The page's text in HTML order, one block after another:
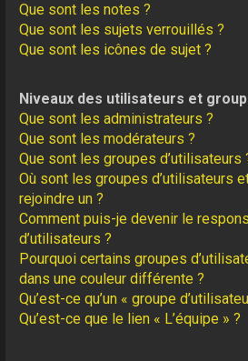
Que sont les notes ?
Que sont les sujets verrouillés ?
Que sont les icônes de sujet ?
Niveaux des utilisateurs et
Que sont les administrateurs ?
Que sont les modérateurs ?
Que sont les groupes d’utilisateurs
Où sont les groupes d’utilisateurs
rejoindre un ?
Comment puis-je devenir le
d’utilisateurs ?
Pourquoi certains groupes
dans une couleur différente ?
Qu’est-ce qu’un « groupe
Qu’est-ce que le lien « L’équipe » ?